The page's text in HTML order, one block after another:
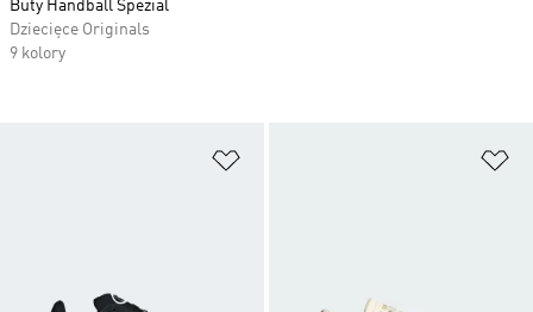
Buty Handball Spezial
Dziecięce Originals
9 kolory